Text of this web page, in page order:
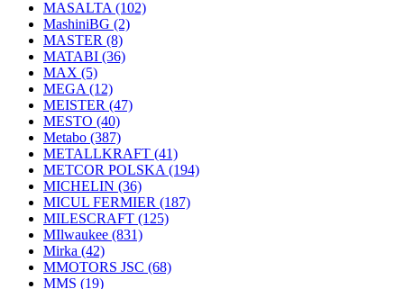
MASALTA (102)
MashiniBG (2)
MASTER (8)
MATABI (36)
MAX (5)
MEGA (12)
MEISTER (47)
MESTO (40)
Metabo (387)
METALLKRAFT (41)
METCOR POLSKA (194)
MICHELIN (36)
MICUL FERMIER (187)
MILESCRAFT (125)
MIlwaukee (831)
Mirka (42)
MMOTORS JSC (68)
MMS (19)